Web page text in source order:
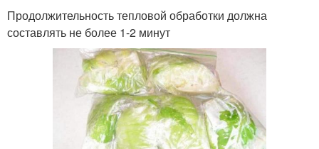
Продолжительность тепловой обработки должна
составлять не более 1-2 минут